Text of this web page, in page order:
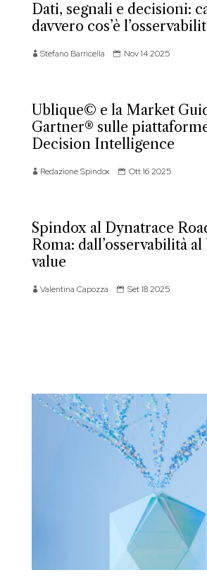
Dati, segnali e decisioni:
davvero cos’è
Stefano Barricella Nov 14 2025
Ublique© e la Market
Gartner® sulle
Decision Intelligence
Redazione Spindox Ott 16 2025
Spindox al Dynatrace
Roma: dall’osservabilità al
value
Valentina Capozza Set 18 2025